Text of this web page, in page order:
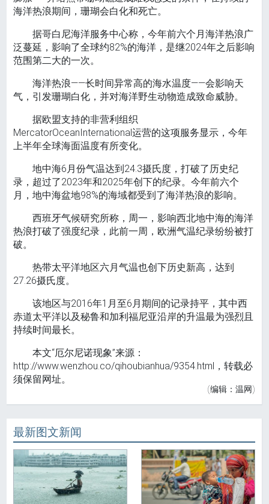
海洋热浪期间，珊瑚会白化和死亡。
据哥白尼海洋服务中心称，今年前六个月海洋热浪广
泛蔓延，影响了全球约82%的海洋，是继2024年之后影响
范围第二大的一次。
海洋热浪——长时间异常高的海水温度——会影响天
气，引发珊瑚白化，并对海洋野生动物造成致命威胁。
据欧盟支持的非营利组织
MercatorOceanInternational运营的这项服务显示，今年
上半年全球海面温度有所变化。
地中海6月份气温达到24.3摄氏度，打破了历史纪
录，超过了2023年和2025年创下的纪录。今年前六个
月，地中海盆地98%的海域都受到了海洋热浪的影响。
西班牙气候研究所称，周一，影响西北地中海的海洋
热浪打破了强度纪录，此前一周，欧洲气温纪录纷纷被打
破。
热带太平洋地区六月气温也创下历史新高，达到
27.26摄氏度。
该地区与2016年1月至6月期间的记录持平，其中西
赤道太平洋以及秘鲁和加利福尼亚沿岸的升温最为强烈且
持续时间最长。
本文“厄尔尼诺现象”来源：
http://www.wenzhou.co/qihoubianhua/9354.html，转载必
须保留网址。
(编辑：温网)
最新图文新闻